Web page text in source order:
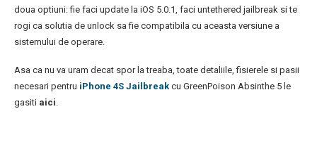
doua optiuni: fie faci update la iOS 5.0.1, faci untethered jailbreak si te
rogi ca solutia de unlock sa fie compatibila cu aceasta versiune a
sistemului de operare.
Asa ca nu va uram decat spor la treaba, toate detaliile, fisierele si pasii
necesari pentru iPhone 4S Jailbreakcu GreenPoison Absinthe 5 le
gasiti aici.